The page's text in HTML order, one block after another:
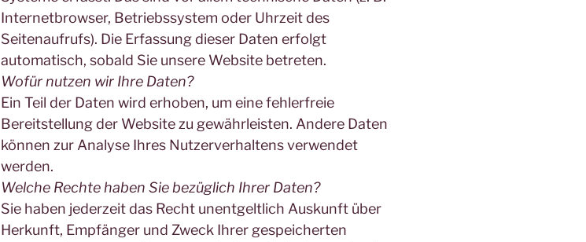
Internetbrowser, Betriebssystem oder Uhrzeit des
Seitenaufrufs). Die Erfassung dieser Daten erfolgt
automatisch, sobald Sie unsere Website betreten.
Wofür nutzen wir Ihre Daten?
Ein Teil der Daten wird erhoben, um eine fehlerfreie
Bereitstellung der Website zu gewährleisten. Andere Daten
können zur Analyse Ihres Nutzerverhaltens verwendet
werden.
Welche Rechte haben Sie bezüglich Ihrer Daten?
Sie haben jederzeit das Recht unentgeltlich Auskunft über
Herkunft, Empfänger und Zweck Ihrer gespeicherten